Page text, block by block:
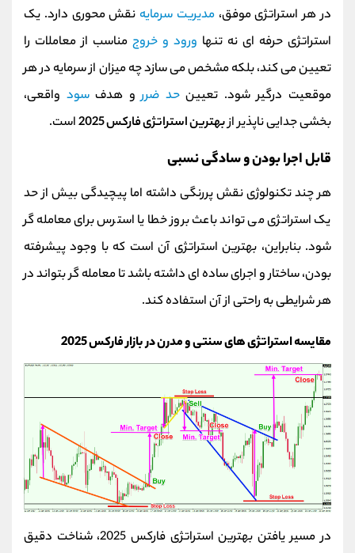
در هر استراتژی موفق،مدیریت سرمایه نقش محوری دارد. یک
استراتژی حرفه‌ ای نه‌ تنها ورود و خروج مناسب از معاملات را
تعیین می‌ کند، بلکه مشخص می‌ سازد چه میزان از سرمایه در هر
موقعیت درگیر شود. تعیینحد ضررو هدفسود واقعی،
بخشی جدایی‌ ناپذیر ازبهترین استراتژی فارکس 2025 است.
قابل اجرا بودن و سادگی نسبی
هر چند تکنولوژی نقش پررنگی داشته اما پیچیدگی بیش از حد
یک استراتژی می‌ تواند باعث بروز خطا یا استرس برای معامله‌ گر
شود. بنابراین، بهترین استراتژی آن است که با وجود پیشرفته
بودن، ساختار و اجرای ساده‌ ای داشته باشد تا معامله گر بتواند در
هر شرایطی به‌ راحتی از آن استفاده کند.
مقایسه استراتژی‌ های سنتی و مدرن در بازار فارکس 2025
در مسیر یافتن بهترین استراتژی فارکس 2025، شناخت دقیق